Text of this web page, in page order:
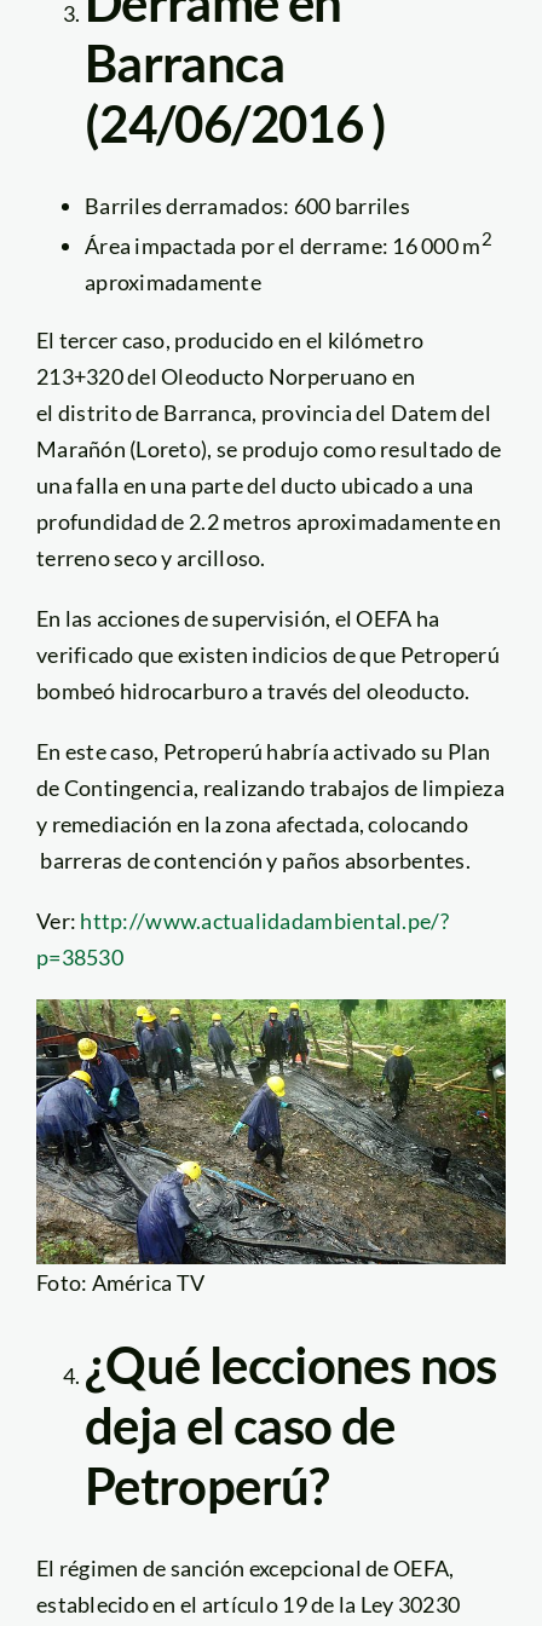
Barranca
(24/06/2016 )
Barriles derramados: 600 barriles
Área impactada por el derrame: 16 000 m2
aproximadamente
El tercer caso, producido en el kilómetro
213+320 del Oleoducto Norperuano en
el distrito de Barranca, provincia del Datem del
Marañón (Loreto), se produjo como resultado de
una falla en una parte del ducto ubicado a una
profundidad de 2.2 metros aproximadamente en
terreno seco y arcilloso.
En las acciones de supervisión, el OEFA ha
verificado que existen indicios de que Petroperú
bombeó hidrocarburo a través del oleoducto.
En este caso, Petroperú habría activado su Plan
de Contingencia, realizando trabajos de limpieza
y remediación en la zona afectada, colocando
barreras de contención y paños absorbentes.
Ver: http://www.actualidadambiental.pe/?
p=38530
Foto: América TV
¿Qué lecciones nos
deja el caso de
Petroperú?
El régimen de sanción excepcional de OEFA,
establecido en el artículo 19 de la Ley 30230